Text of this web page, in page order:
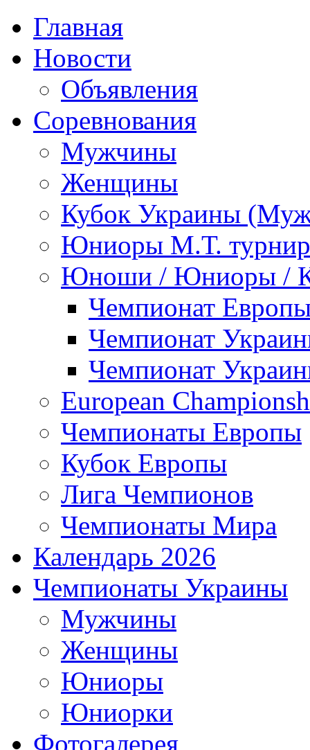
Главная
Новости
Объявления
Соревнования
Мужчины
Женщины
Кубок Украины
Юниоры М.Т.
Юноши / Юниоры /
Чемпионат
Чемпионат
Чемпионат
European
Чемпионаты Европы
Кубок Европы
Лига Чемпионов
Чемпионаты Мира
Календарь 2026
Чемпионаты Украины
Мужчины
Женщины
Юниоры
Юниорки
Фотогалерея